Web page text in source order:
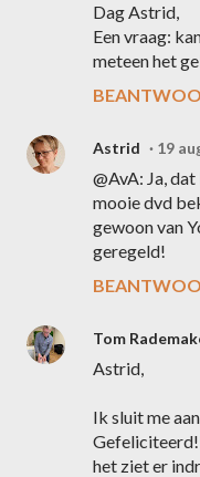
Dag Astrid,
Een vraag:
meteen het
Astrid 19
@AvA: Ja,
mooie dvd
gewoon van
geregeld!
Tom
Astrid,
Ik sluit me
het ziet er